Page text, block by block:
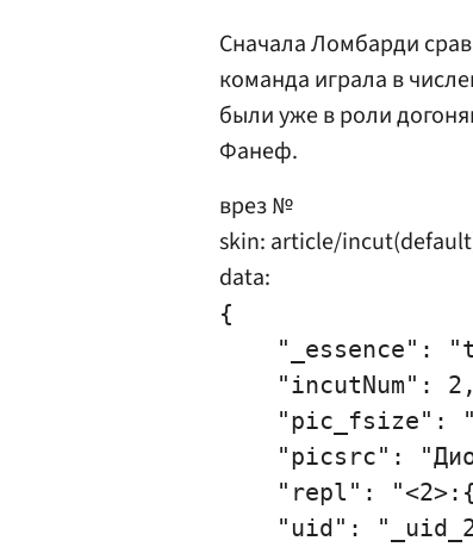
Сначала Ломбарди
команда играла в
были уже в роли
Фанеф.
врез №
skin: article/
data:
{
"_essence":
    "incutNum": 2,
"pic_fsize":
"picsrc":
"repl":
"uid":